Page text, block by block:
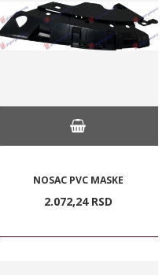
NOSAC PVC MASKE
2.072,24 RSD